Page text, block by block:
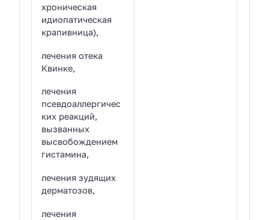
хроническая
идиопатическая
крапивница),
лечения отека
Квинке,
лечения
псевдоаллергичес
ких реакций,
вызванных
высвобождением
гистамина,
лечения зудящих
дерматозов,
лечения